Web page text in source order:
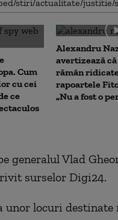
Cum
cu cei
ce
Alexandru
avertizează
rămân
rapoartele
„Nu a fost o
generalul Vlad
surselor Digi24.
unor locuri